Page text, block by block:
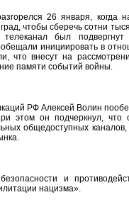
26 января,
чтобы сберечь сотни
был
инициировать в
что внесут на
памяти событий войны.
РФ Алексей Волин
этом он подчеркнул, что
общедоступных
и
нацизма».